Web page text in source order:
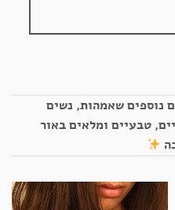
נוספים שאמהות, נשים
טבעיים ומלאים באור